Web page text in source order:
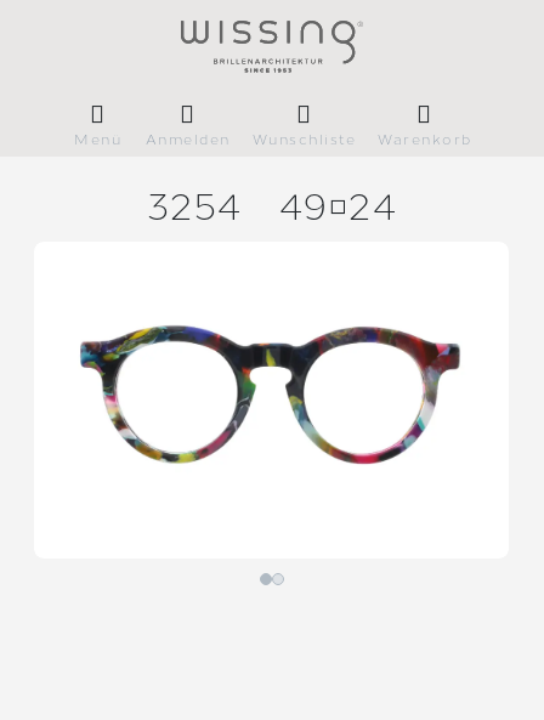
Menü Anmelden Wunschliste Warenkorb
3254 4924